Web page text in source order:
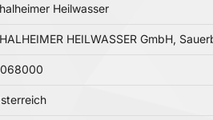
Heilwasser
HEILWASSER GmbH,